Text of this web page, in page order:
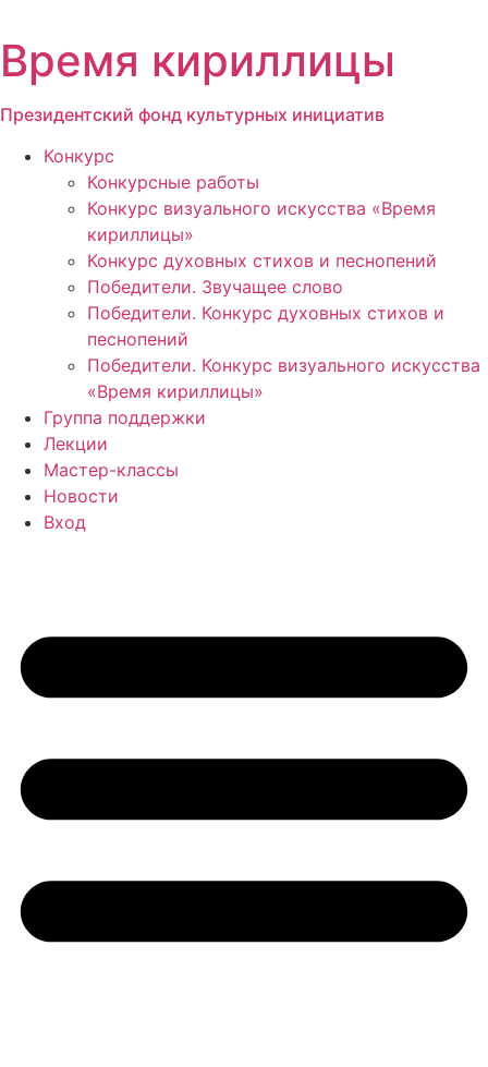
содержимому
Время кириллицы
Президентский фонд культурных инициатив
Конкурс
Конкурсные работы
Конкурс визуального искусства «Время
кириллицы»
Конкурс духовных стихов и песнопений
Победители. Звучащее слово
Победители. Конкурс духовных стихов и
песнопений
Победители. Конкурс визуального искусства
«Время кириллицы»
Группа поддержки
Лекции
Мастер-классы
Новости
Вход